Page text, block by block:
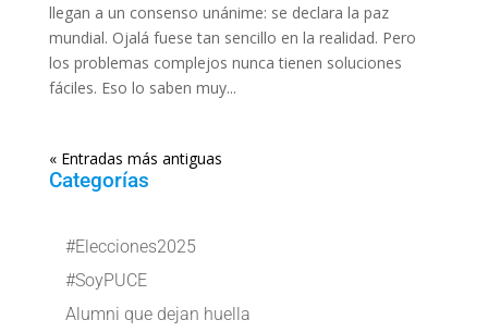
llegan a un consenso unánime: se declara la paz
mundial. Ojalá fuese tan sencillo en la realidad. Pero
los problemas complejos nunca tienen soluciones
fáciles. Eso lo saben muy...
« Entradas más antiguas
Categorías
#Elecciones2025
#SoyPUCE
Alumni que dejan huella